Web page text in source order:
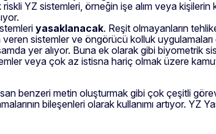
YZ sistemleri, örneğin işe alım veya kişilerin
yasaklanacak. Reşit olmayanların
sistemler ve öngörücü kolluk uygulamaları
yer alıyor. Buna ek olarak gibi biyometrik
veya çok az istisna hariç olmak üzere
benzeri metin oluşturmak gibi çok çeşitli
bileşenleri olarak kullanımı artıyor. YZ